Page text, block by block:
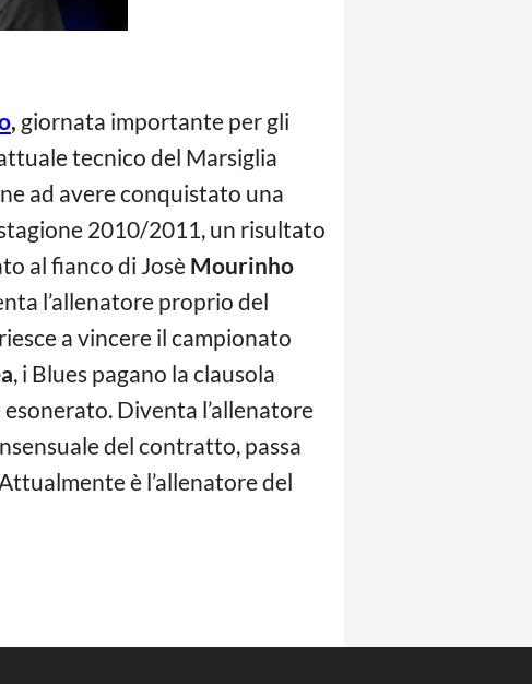
, giornata importante per gli
tecnico del Marsiglia
ad avere conquistato una
2010/2011, un risultato
al fianco di Josè Mourinho
l’allenatore proprio del
a vincere il campionato
, i Blues pagano la clausola
Diventa l’allenatore
del contratto, passa
è l’allenatore del